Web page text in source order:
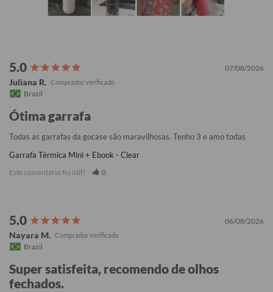
07/08/2026
Juliana R.
Brazil
Ótima garrafa
Todas as garrafas da gocase são maravilhosas. Tenho 3 e amo todas
Garrafa Térmica Mini + Ebook - Clear
Este comentário foi útil? 0
06/08/2026
Nayara M.
Brazil
Super satisfeita, recomendo de olhos
fechados.